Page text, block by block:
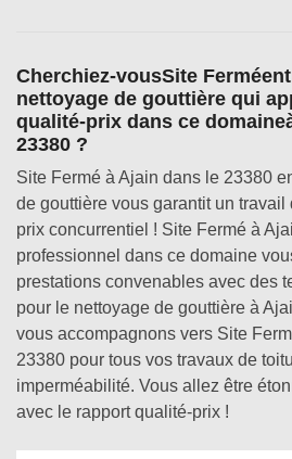
Cherchiez-vousSite
nettoyage de gouttière qui
qualité-prix dans ce
23380 ?
Site Fermé à Ajain dans le 23380
de gouttière vous garantit un travail
prix concurrentiel ! Site Fermé à
professionnel dans ce domaine
prestations convenables avec des
pour le nettoyage de gouttière à
vous accompagnons vers Site
23380 pour tous vos travaux de
imperméabilité. Vous allez être
avec le rapport qualité-prix !